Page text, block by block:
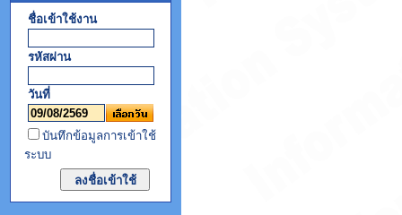
ชื่อเข้าใช้งาน
รหัสผ่าน
วันที่
บันทึกข้อมูลการเข้าใช้
ระบบ